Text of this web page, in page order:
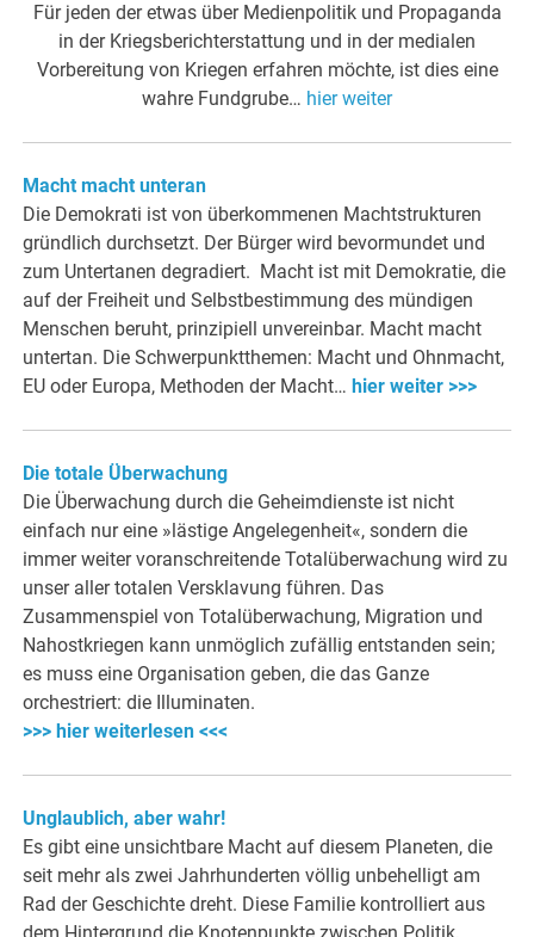
Für jeden der etwas über Medienpolitik und Propaganda
in der Kriegsberichterstattung und in der medialen
Vorbereitung von Kriegen erfahren möchte, ist dies eine
wahre Fundgrube… hier weiter
Macht macht unteran
Die Demokrati ist von überkommenen Machtstrukturen
gründlich durchsetzt. Der Bürger wird bevormundet und
zum Untertanen degradiert. Macht ist mit Demokratie, die
auf der Freiheit und Selbstbestimmung des mündigen
Menschen beruht, prinzipiell unvereinbar. Macht macht
untertan. Die Schwerpunktthemen: Macht und Ohnmacht,
EU oder Europa, Methoden der Macht… hier weiter >>>
Die totale Überwachung
Die Überwachung durch die Geheimdienste ist nicht
einfach nur eine »lästige Angelegenheit«, sondern die
immer weiter voranschreitende Totalüberwachung wird zu
unser aller totalen Versklavung führen. Das
Zusammenspiel von Totalüberwachung, Migration und
Nahostkriegen kann unmöglich zufällig entstanden sein;
es muss eine Organisation geben, die das Ganze
orchestriert: die Illuminaten.
>>> hier weiterlesen <<<
Unglaublich, aber wahr!
Es gibt eine unsichtbare Macht auf diesem Planeten, die
seit mehr als zwei Jahrhunderten völlig unbehelligt am
Rad der Geschichte dreht. Diese Familie kontrolliert aus